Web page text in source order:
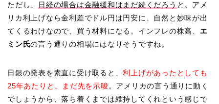
ただし、 日経の場合は金融緩和はまだ続くだろう と。アメ
リカ利上げなら金利差でドル円は円安に、自然と妙味が出
てくるわけなので、買う材料になる。インフレの株高、 エ
ミン氏の言う通りの相場にはなりそうですね。
日銀の発表を素直に受け取ると、利上げがあったとしても
25年あたりと、まだ先を示唆。アメリカの言う通りに動く
でしょうから、落ち着くまでは維持してくれという感じで